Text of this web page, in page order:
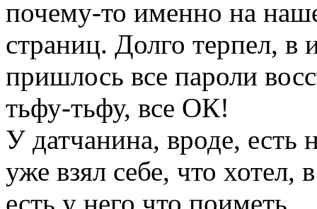
почему-то именно на
страниц. Долго терпел, в
пришлось все пароли
тьфу-тьфу, все ОК!
У датчанина, вроде, есть
уже взял себе, что хотел,
есть у него что поиметь.